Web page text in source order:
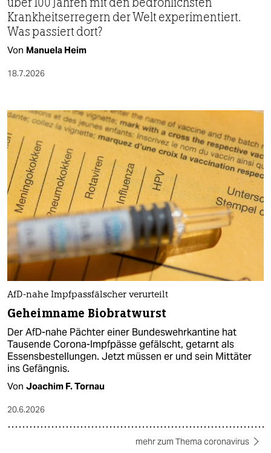
Krankheitserregern der Welt experimentiert.
Was passiert dort?
Von Manuela Heim
18.7.2026
AfD-nahe Impfpassfälscher verurteilt
Geheimname Biobratwurst
Der AfD-nahe Pächter einer Bundeswehrkantine hat
Tausende Corona-Impfpässe gefälscht, getarnt als
Essensbestellungen. Jetzt müssen er und sein Mittäter
ins Gefängnis.
Von Joachim F. Tornau
20.6.2026
mehr zum Thema coronavirus